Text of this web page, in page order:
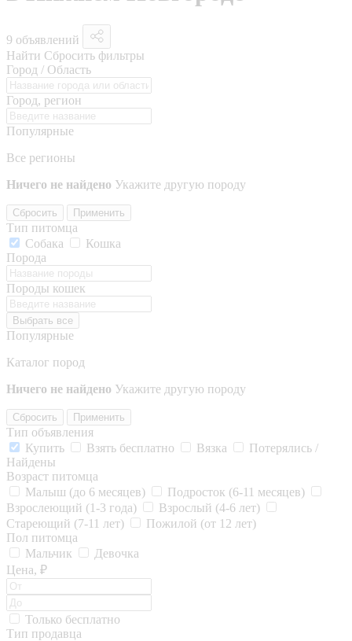
9 объявлений
Найти Сбросить фильтры
Город / Область
Город, регион
Популярные
Все регионы
Ничего не найдено Укажите другую породу
Сбросить Применить
Тип питомца
Собака
Кошка
Порода
Породы кошек
Выбрать все
Популярные
Каталог пород
Ничего не найдено Укажите другую породу
Сбросить Применить
Тип объявления
Купить
Взять бесплатно Вязка
Потерялись /
Найдены
Возраст питомца
Малыш (до 6 месяцев)
Подросток (6-11 месяцев)
Взрослеющий (1-3 года)
Взрослый (4-6 лет)
Стареющий (7-11 лет)
Пожилой (от 12 лет)
Пол питомца
Мальчик
Девочка
Цена, ₽
Только бесплатно
Тип продавца